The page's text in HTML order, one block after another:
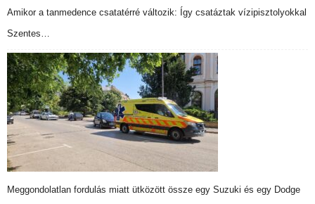
Amikor a tanmedence csatatérré változik: Így csatáztak vízipisztolyokkal
Szentes…
Meggondolatlan fordulás miatt ütközött össze egy Suzuki és egy Dodge